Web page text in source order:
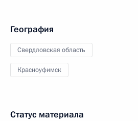
География
Свердловская область
Красноуфимск
Статус материала